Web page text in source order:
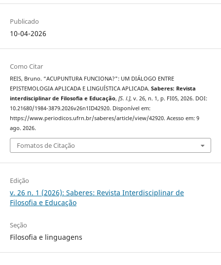
Publicado
10-04-2026
Como Citar
REIS, Bruno. “ACUPUNTURA FUNCIONA?": UM DIÁLOGO ENTRE
EPISTEMOLOGIA APLICADA E LINGUÍSTICA APLICADA. Saberes: Revista
interdisciplinar de Filosofia e Educação, [S. l.], v. 26, n. 1, p. FI05, 2026. DOI:
10.21680/1984-3879.2026v26n1ID42920. Disponível em:
https://www.periodicos.ufrn.br/saberes/article/view/42920. Acesso em: 9
ago. 2026.
Fomatos de Citação
Edição
v. 26 n. 1 (2026): Saberes: Revista Interdisciplinar de
Filosofia e Educação
Seção
Filosofia e linguagens